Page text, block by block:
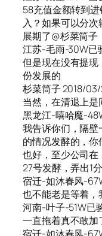
58充值金额转到
入？如果可以分
展期了@杉菜筒子
江苏-毛雨-30W已
但是现在没有提
份发展的
杉菜筒子 2018/03/
当然，在清退上是
黑龙江-嘻哈魔-
我告诉你们，隔
的情况发酵的，
也好，至少公司
27号发酵，弄出1
宿迁-如沐春风-
也不能老是等着
河南-叶子-51W已
一直拖着真不敢加